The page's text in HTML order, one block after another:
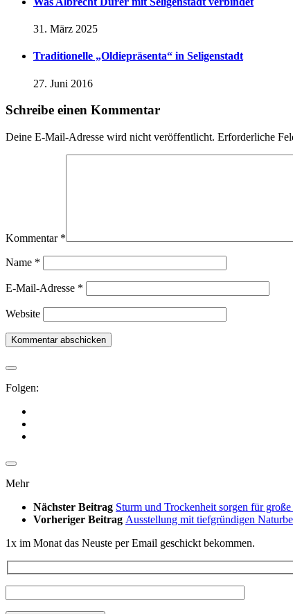
31. März 2025
Traditionelle „Oldiepräsenta“ in Seligenstadt
27. Juni 2016
Schreibe einen Kommentar
Deine E-Mail-Adresse wird nicht veröffentlicht. Erforderliche
Kommentar *
Name *
E-Mail-Adresse *
Website
Folgen:
Mehr
Nächster Beitrag Sturm und Trockenheit sorgen für
Vorheriger Beitrag Ausstellung mit tiefgründigen
1x im Monat das Neuste per Email geschickt bekommen.